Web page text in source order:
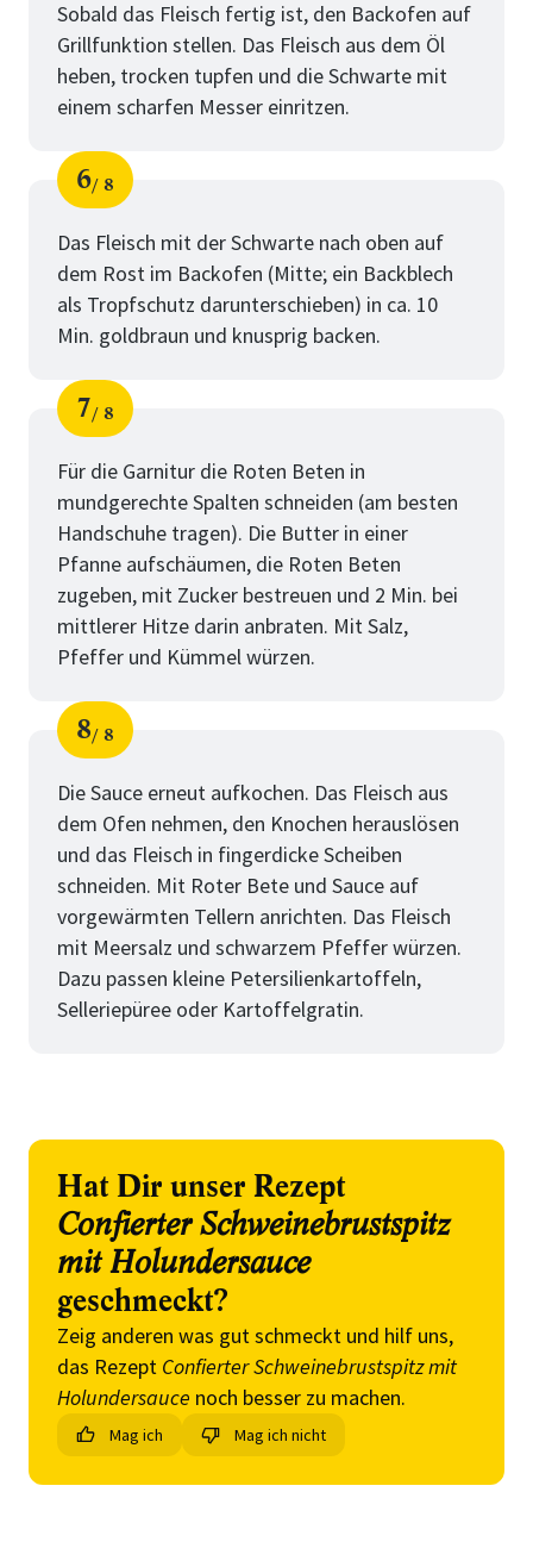
Sobald das Fleisch fertig ist, den Backofen auf
Grillfunktion stellen. Das Fleisch aus dem Öl
heben, trocken tupfen und die Schwarte mit
einem scharfen Messer einritzen.
Schritt
6
von
8
Das Fleisch mit der Schwarte nach oben auf
dem Rost im Backofen (Mitte; ein Backblech
als Tropfschutz darunterschieben) in ca. 10
Min. goldbraun und knusprig backen.
Schritt
7
von
8
Für die Garnitur die Roten Beten in
mundgerechte Spalten schneiden (am besten
Handschuhe tragen). Die Butter in einer
Pfanne aufschäumen, die Roten Beten
zugeben, mit Zucker bestreuen und 2 Min. bei
mittlerer Hitze darin anbraten. Mit Salz,
Pfeffer und Kümmel würzen.
Schritt
8
von
8
Die Sauce erneut aufkochen. Das Fleisch aus
dem Ofen nehmen, den Knochen herauslösen
und das Fleisch in fingerdicke Scheiben
schneiden. Mit Roter Bete und Sauce auf
vorgewärmten Tellern anrichten. Das Fleisch
mit Meersalz und schwarzem Pfeffer würzen.
Dazu passen kleine Petersilienkartoffeln,
Selleriepüree oder Kartoffelgratin.
Hat Dir unser Rezept
Confierter Schweinebrustspitz
mit Holundersauce
geschmeckt?
Zeig anderen was gut schmeckt und hilf uns,
das Rezept Confierter Schweinebrustspitz mit
Holundersauce noch besser zu machen.
Mag ich Mag ich nicht